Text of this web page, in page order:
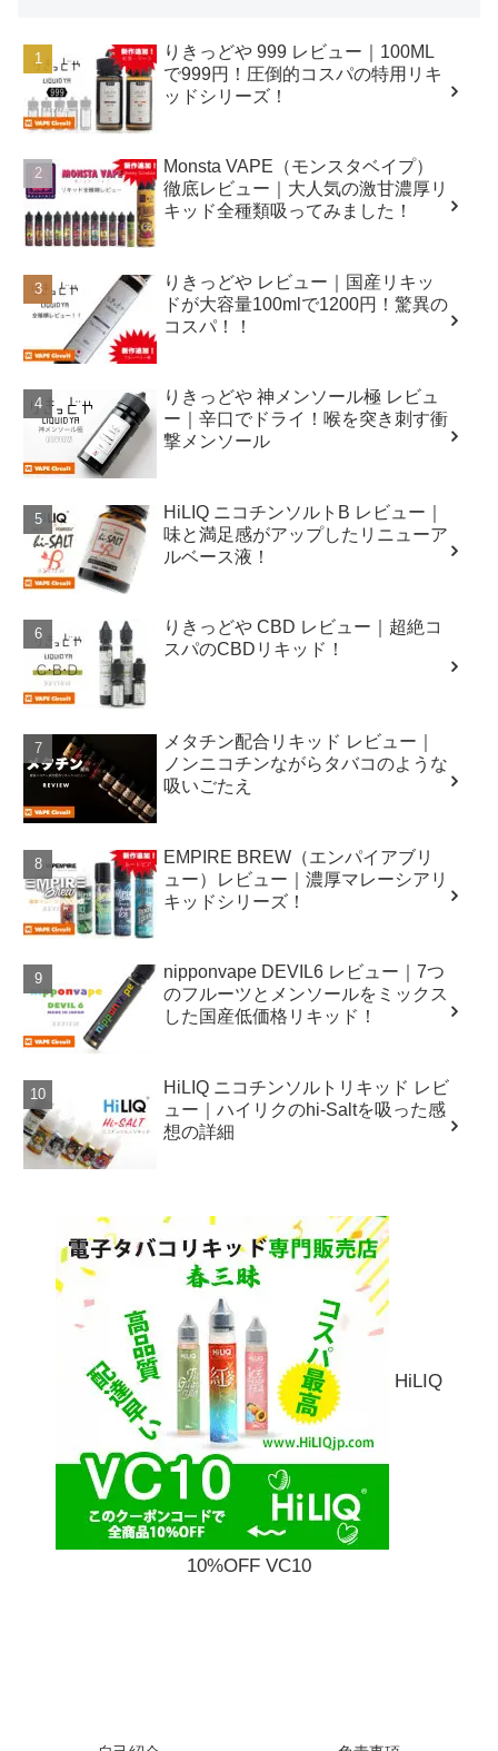
りきっどや 999 レビュー｜100ML
で999円！圧倒的コスパの特用リキ
ッドシリーズ！
Monsta VAPE（モンスタベイプ）
徹底レビュー｜大人気の激甘濃厚リ
キッド全種類吸ってみました！
りきっどや レビュー｜国産リキッ
ドが大容量100mlで1200円！驚異の
コスパ！！
りきっどや 神メンソール極 レビュ
ー｜辛口でドライ！喉を突き刺す衝
撃メンソール
HiLIQ ニコチンソルトB レビュー｜
味と満足感がアップしたリニューア
ルベース液！
りきっどや CBD レビュー｜超絶コ
スパのCBDリキッド！
メタチン配合リキッド レビュー｜
ノンニコチンながらタバコのような
吸いごたえ
EMPIRE BREW（エンパイアブリ
ュー）レビュー｜濃厚マレーシアリ
キッドシリーズ！
nipponvape DEVIL6 レビュー｜7つ
のフルーツとメンソールをミックス
した国産低価格リキッド！
HiLIQ ニコチンソルトリキッド レビ
ュー｜ハイリクのhi-Saltを吸った感
想の詳細
HiLIQ
10%OFF VC10